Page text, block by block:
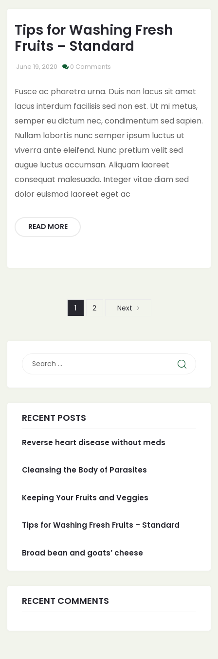
Tips for Washing Fresh
Fruits – Standard
June 19, 2020 0 Comments
Fusce ac pharetra urna. Duis non lacus sit amet
lacus interdum facilisis sed non est. Ut mi metus,
semper eu dictum nec, condimentum sed sapien.
Nullam lobortis nunc semper ipsum luctus ut
viverra ante eleifend. Nunc pretium velit sed
augue luctus accumsan. Aliquam laoreet
consequat malesuada. Integer vitae diam sed
dolor euismod laoreet eget ac
READ MORE
1 2 Next
RECENT POSTS
Reverse heart disease without meds
Cleansing the Body of Parasites
Keeping Your Fruits and Veggies
Tips for Washing Fresh Fruits – Standard
Broad bean and goats’ cheese
RECENT COMMENTS